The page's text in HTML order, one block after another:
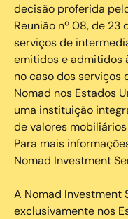
decisão proferida
Reunião nº 08, de 23
serviços de
emitidos e admitidos
no caso dos serviços
Nomad nos Estados
uma instituição
de valores
Para mais
Nomad Investment
A Nomad Investment
exclusivamente nos